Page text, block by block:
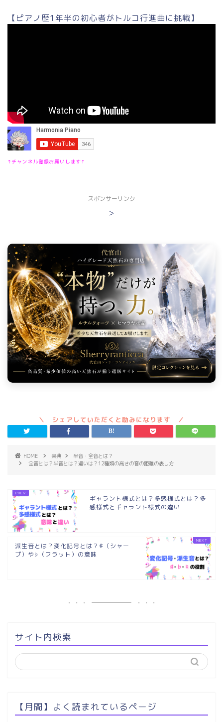
【ピアノ歴1年半の初心者がトルコ行進曲に挑戦】
↑チャンネル登録お願いします↑
スポンサーリンク
>
HOME 楽典
半音・全音とは？
全音とは？半音とは？違いは？12種類の高さの音の距離の表し方
ギャラント様式とは？多感様式とは？多
感様式とギャラント様式の違い
派生音とは？変化記号とは？♯（シャー
プ）や♭（フラット）の意味
サイト内検索
【月間】よく読まれているページ